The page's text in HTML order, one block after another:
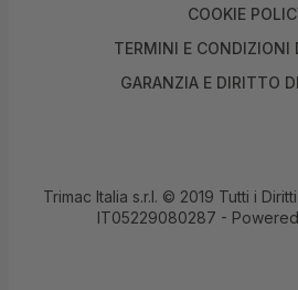
COOKIE
TERMINI E CONDIZIONI
GARANZIA E DIRITTO
Trimac Italia s.r.l. © 2019 Tutti i
IT05229080287 -